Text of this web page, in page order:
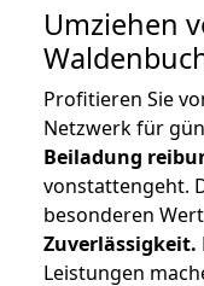
Umziehen
Profitieren Sie
Netzwerk für
Beiladung
vonstattengeht.
besonderen
Zuverlässigkeit.
Leistungen